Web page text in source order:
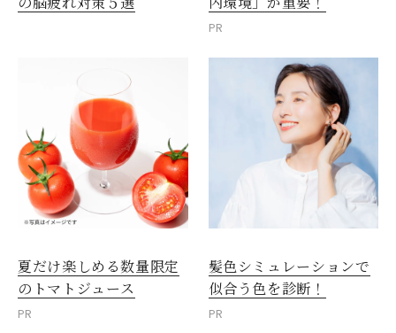
PR
夏だけ楽しめる数量限定
のトマトジュース
PR
髪色シミュレーションで
似合う色を診断！
PR